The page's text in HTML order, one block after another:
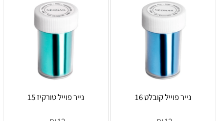
נייר פוייל קובלט 16 נייר פוייל טורקיז 15